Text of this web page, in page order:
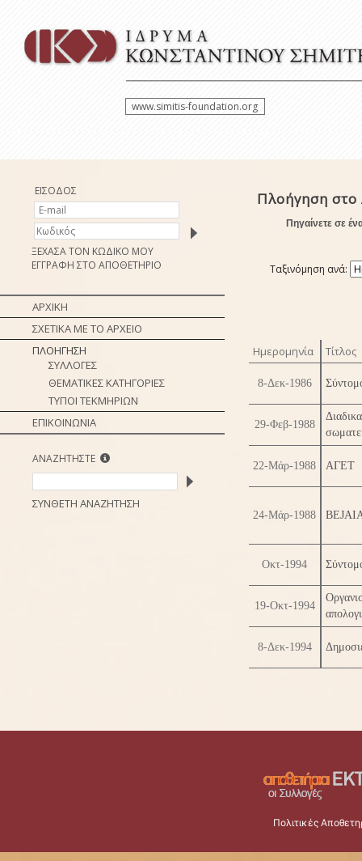
www.simitis-foundation.org
ΕΙΣΟΔΟΣ
ΞΕΧΑΣΑ ΤΟΝ ΚΩΔΙΚΟ ΜΟΥ
ΕΓΓΡΑΦΗ ΣΤΟ ΑΠΟΘΕΤΗΡΙΟ
ΑΡΧΙΚΗ
ΣΧΕΤΙΚΑ ΜΕ ΤΟ ΑΡΧΕΙΟ
ΠΛΟΗΓΗΣΗ
ΣΥΛΛΟΓΕΣ
ΘΕΜΑΤΙΚΕΣ ΚΑΤΗΓΟΡΙΕΣ
ΤΥΠΟΙ ΤΕΚΜΗΡΙΩΝ
ΕΠΙΚΟΙΝΩΝΙΑ
ΑΝΑΖΗΤΗΣΤΕ
ΣΥΝΘΕΤΗ ΑΝΑΖΗΤΗΣΗ
Πλοήγηση στο
Πηγαίνετε σε
Ταξινόμηση ανά:
Ημερομηνία Τίτλος
8-Δεκ-1986
29-Φεβ-1988
22-Μάρ-1988 ΑΓΕΤ
24-Μάρ-1988
Οκτ-1994
19-Οκτ-1994
8-Δεκ-1994